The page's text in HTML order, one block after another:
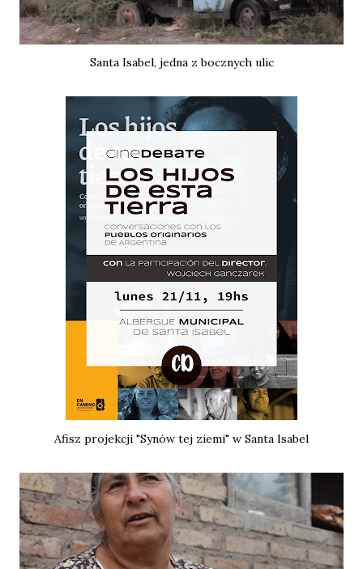
Santa Isabel, jedna z bocznych ulic
Afisz projekcji "Synów tej ziemi" w Santa Isabel